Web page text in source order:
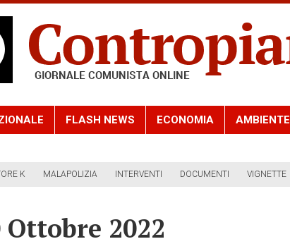
FLASH NEWS ECONOMIA AMBIENTE
K MALAPOLIZIA INTERVENTI DOCUMENTI VIGNETTE
2022